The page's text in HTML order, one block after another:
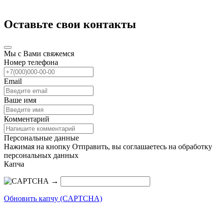
Оставьте свои контакты
Мы с Вами свяжемся
Номер телефона
Email
Ваше имя
Комментарий
Персональные данные
Нажимая на кнопку Отправить, вы соглашаетесь на обработку
персональных данных
Капча
→
Обновить капчу (CAPTCHA)